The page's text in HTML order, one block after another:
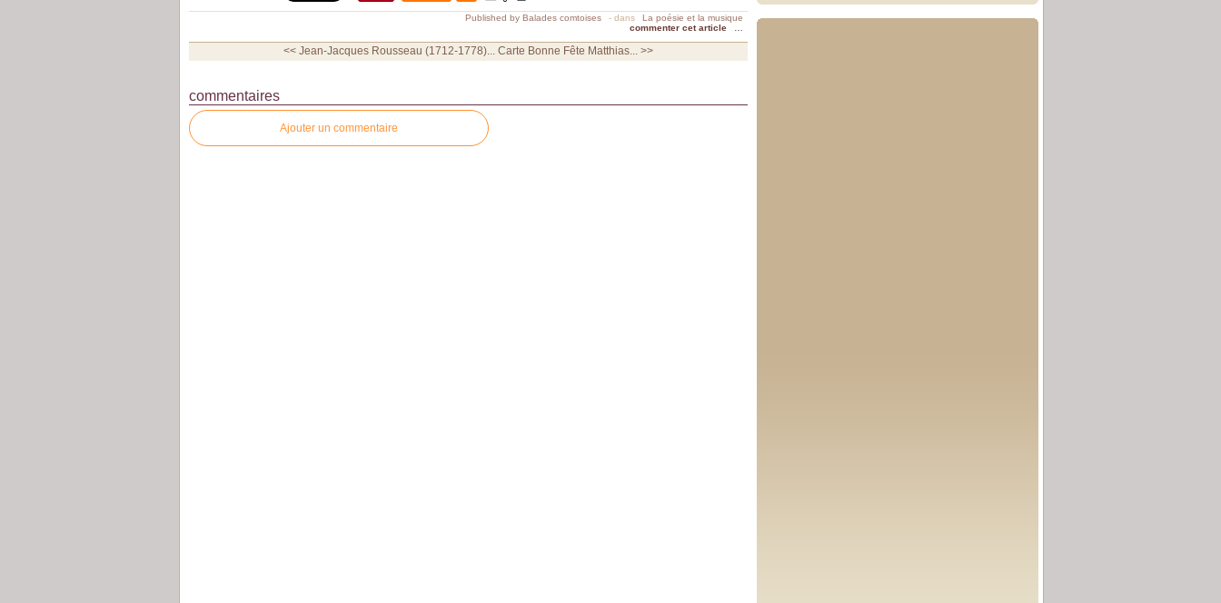
Published by Balades comtoises - dans
La poésie et la musique
commenter cet article
<< Jean-Jacques Rousseau (1712-1778)... Carte Bonne Fête Matthias... >>
commentaires
Ajouter un commentaire